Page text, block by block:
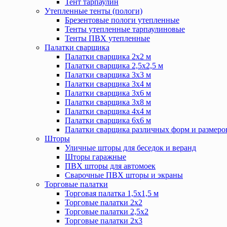
Тент тарпаулин
Утепленные тенты (пологи)
Брезентовые пологи утепленные
Тенты утепленные тарпаулиновые
Тенты ПВХ утепленные
Палатки сварщика
Палатки сварщика 2х2 м
Палатки сварщика 2,5х2,5 м
Палатки сварщика 3х3 м
Палатки сварщика 3х4 м
Палатки сварщика 3х6 м
Палатки сварщика 3х8 м
Палатки сварщика 4х4 м
Палатки сварщика 6х6 м
Палатки сварщика различных форм и
Шторы
Уличные шторы для беседок и веранд
Шторы гаражные
ПВХ шторы для автомоек
Сварочные ПВХ шторы и экраны
Торговые палатки
Торговая палатка 1,5х1,5 м
Торговые палатки 2х2
Торговые палатки 2,5х2
Торговые палатки 2х3